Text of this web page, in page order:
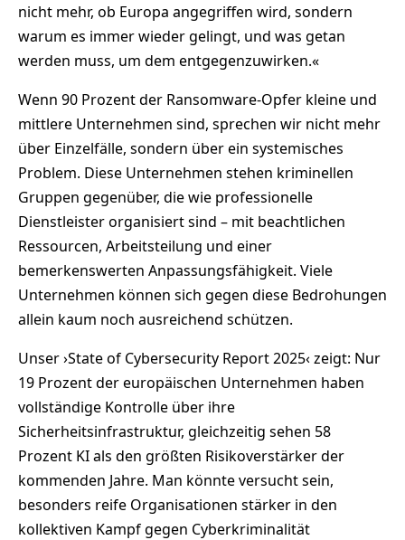
nicht mehr, ob Europa angegriffen wird, sondern
warum es immer wieder gelingt, und was getan
werden muss, um dem entgegenzuwirken.«
Wenn 90 Prozent der Ransomware-Opfer kleine und
mittlere Unternehmen sind, sprechen wir nicht mehr
über Einzelfälle, sondern über ein systemisches
Problem. Diese Unternehmen stehen kriminellen
Gruppen gegenüber, die wie professionelle
Dienstleister organisiert sind – mit beachtlichen
Ressourcen, Arbeitsteilung und einer
bemerkenswerten Anpassungsfähigkeit. Viele
Unternehmen können sich gegen diese Bedrohungen
allein kaum noch ausreichend schützen.
Unser ›State of Cybersecurity Report 2025‹ zeigt: Nur
19 Prozent der europäischen Unternehmen haben
vollständige Kontrolle über ihre
Sicherheitsinfrastruktur, gleichzeitig sehen 58
Prozent KI als den größten Risikoverstärker der
kommenden Jahre. Man könnte versucht sein,
besonders reife Organisationen stärker in den
kollektiven Kampf gegen Cyberkriminalität